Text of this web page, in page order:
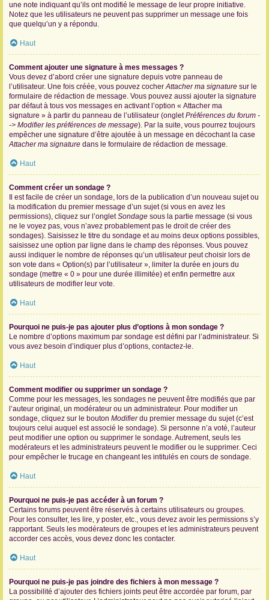
une note indiquant qu’ils ont modifié le message de leur propre initiative.
Notez que les utilisateurs ne peuvent pas supprimer un message une fois
que quelqu’un y a répondu.
Haut
Comment ajouter une signature à mes messages ?
Vous devez d’abord créer une signature depuis votre panneau de
l’utilisateur. Une fois créée, vous pouvez cocherAttacher ma signature sur le
formulaire de rédaction de message. Vous pouvez aussi ajouter la signature
par défaut à tous vos messages en activant l’option « Attacher ma
signature » à partir du panneau de l’utilisateur (ongletPréférences du forum -
-> Modifier les préférences de message). Par la suite, vous pourrez toujours
empêcher une signature d’être ajoutée à un message en décochant la case
Attacher ma signature dans le formulaire de rédaction de message.
Haut
Comment créer un sondage ?
Il est facile de créer un sondage, lors de la publication d’un nouveau sujet ou
la modification du premier message d’un sujet (si vous en avez les
permissions), cliquez sur l’ongletSondage sous la partie message (si vous
ne le voyez pas, vous n’avez probablement pas le droit de créer des
sondages). Saisissez le titre du sondage et au moins deux options possibles,
saisissez une option par ligne dans le champ des réponses. Vous pouvez
aussi indiquer le nombre de réponses qu’un utilisateur peut choisir lors de
son vote dans « Option(s) par l’utilisateur », limiter la durée en jours du
sondage (mettre « 0 » pour une durée illimitée) et enfin permettre aux
utilisateurs de modifier leur vote.
Haut
Pourquoi ne puis-je pas ajouter plus d’options à mon sondage ?
Le nombre d’options maximum par sondage est défini par l’administrateur. Si
vous avez besoin d’indiquer plus d’options, contactez-le.
Haut
Comment modifier ou supprimer un sondage ?
Comme pour les messages, les sondages ne peuvent être modifiés que par
l’auteur original, un modérateur ou un administrateur. Pour modifier un
sondage, cliquez sur le bouton Modifierdu premier message du sujet (c’est
toujours celui auquel est associé le sondage). Si personne n’a voté, l’auteur
peut modifier une option ou supprimer le sondage. Autrement, seuls les
modérateurs et les administrateurs peuvent le modifier ou le supprimer. Ceci
pour empêcher le trucage en changeant les intitulés en cours de sondage.
Haut
Pourquoi ne puis-je pas accéder à un forum ?
Certains forums peuvent être réservés à certains utilisateurs ou groupes.
Pour les consulter, les lire, y poster, etc., vous devez avoir les permissions s’y
rapportant. Seuls les modérateurs de groupes et les administrateurs peuvent
accorder ces accès, vous devez donc les contacter.
Haut
Pourquoi ne puis-je pas joindre des fichiers à mon message ?
La possibilité d’ajouter des fichiers joints peut être accordée par forum, par